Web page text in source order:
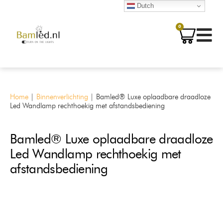
0
Home | Binnenverlichting | Bamled® Luxe oplaadbare draadloze
Led Wandlamp rechthoekig met afstandsbediening
Bamled® Luxe oplaadbare draadloze
Led Wandlamp rechthoekig met
afstandsbediening
Dutch